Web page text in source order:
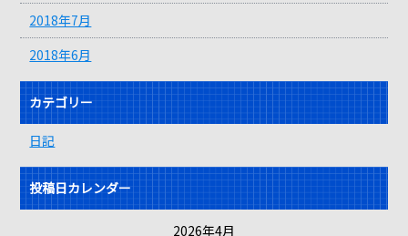
2018年7月
2018年6月
カテゴリー
日記
投稿日カレンダー
2026年4月